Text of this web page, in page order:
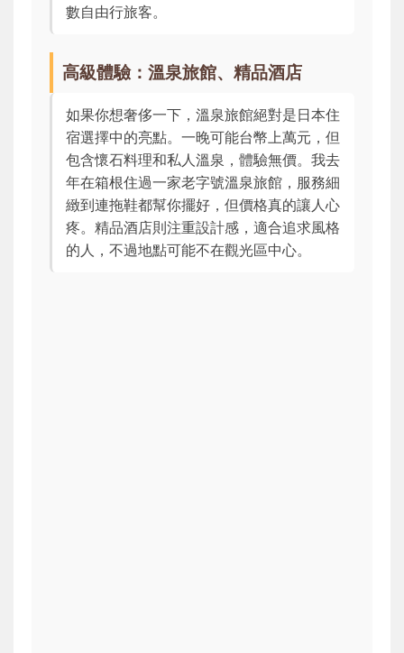
數自由行旅客。
高級體驗：溫泉旅館、精品酒店
如果你想奢侈一下，溫泉旅館絕對是日本住
宿選擇中的亮點。一晚可能台幣上萬元，但
包含懷石料理和私人溫泉，體驗無價。我去
年在箱根住過一家老字號溫泉旅館，服務細
緻到連拖鞋都幫你擺好，但價格真的讓人心
疼。精品酒店則注重設計感，適合追求風格
的人，不過地點可能不在觀光區中心。